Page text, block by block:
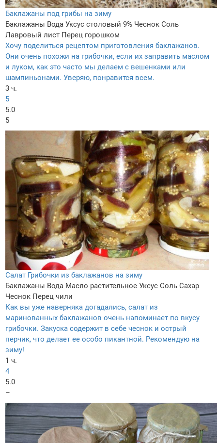
Баклажаны под грибы на зиму
Баклажаны Вода Уксус столовый 9% Чеснок Соль
Лавровый лист Перец горошком
Хочу поделиться рецептом приготовления баклажанов.
Они очень похожи на грибочки, если их заправить маслом
и луком, как это часто мы делаем с вешенками или
шампиньонами. Уверяю, понравится всем.
3 ч.
5
5.0
5
Салат Грибочки из баклажанов на зиму
Баклажаны Вода Масло растительное Уксус Соль Сахар
Чеснок Перец чили
Как вы уже наверняка догадались, салат из
маринованных баклажанов очень напоминает по вкусу
грибочки. Закуска содержит в себе чеснок и острый
перчик, что делает ее особо пикантной. Рекомендую на
зиму!
1 ч.
4
5.0
–